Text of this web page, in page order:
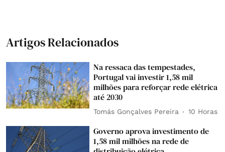
Artigos Relacionados
Na ressaca das tempestades,
Portugal vai investir 1,58 mil
milhões para reforçar rede elétrica
até 2030
Tomás Gonçalves Pereira 10 Horas
Governo aprova investimento de
1,58 mil milhões na rede de